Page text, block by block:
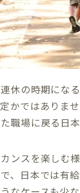
休の時期にな
かではありま
職場に戻る日
ンスを楽しむ
、日本では有